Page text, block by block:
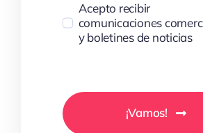
Acepto recibir
comunicaciones
y boletines de noticias
¡Vamos!